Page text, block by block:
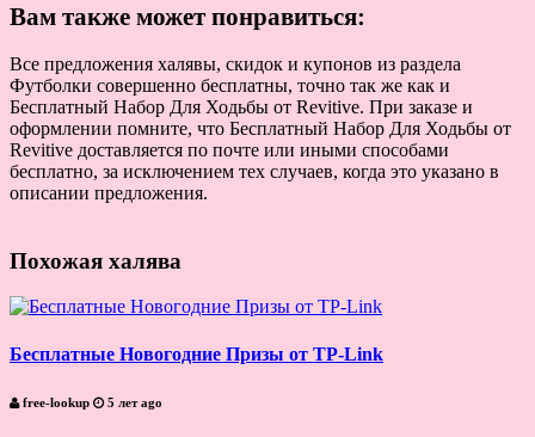
Вам также может понравиться:
Все предложения халявы, скидок и купонов из раздела
Футболки совершенно бесплатны, точно так же как и
Бесплатный Набор Для Ходьбы от Revitive. При заказе и
оформлении помните, что Бесплатный Набор Для Ходьбы от
Revitive доставляется по почте или иными способами
бесплатно, за исключением тех случаев, когда это указано в
описании предложения.
Похожая халява
Бесплатные Новогодние Призы от TP-Link
free-lookup 5 лет ago